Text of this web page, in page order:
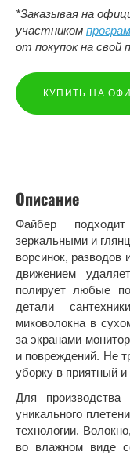
*Заказывая на
участником
от покупок на свой
КУПИТЬ НА
Описание
Файбер
зеркальными и
ворсинок, разводов
движением
полирует любые
детали
миковолокна в
за экранами
и повреждений. Не
уборку в приятный
Для производства
уникального
технологии.
во влажном виде